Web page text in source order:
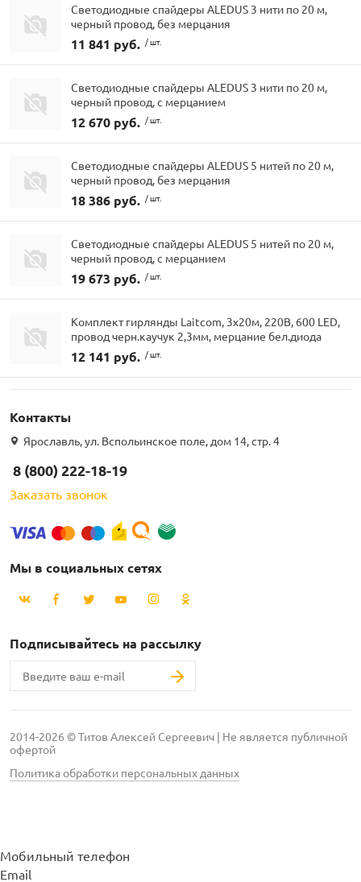
Светодиодные спайдеры ALEDUS 3 нити по 20 м,
черный провод, без мерцания
11 841 руб. / шт.
Светодиодные спайдеры ALEDUS 3 нити по 20 м,
черный провод, с мерцанием
12 670 руб. / шт.
Светодиодные спайдеры ALEDUS 5 нитей по 20 м,
черный провод, без мерцания
18 386 руб. / шт.
Светодиодные спайдеры ALEDUS 5 нитей по 20 м,
черный провод, с мерцанием
19 673 руб. / шт.
Комплект гирлянды Laitcom, 3x20м, 220В, 600 LED,
провод черн.каучук 2,3мм, мерцание бел.диода
12 141 руб. / шт.
Контакты
Ярославль, ул. Вспольинское поле, дом 14, стр. 4
8 (800) 222-18-19
Заказать звонок
Мы в социальных сетях
Подписывайтесь на рассылку
2014-2026 © Титов Алексей Сергеевич | Не является публичной
офертой
Политика обработки персональных данных
Мобильный телефон
Email